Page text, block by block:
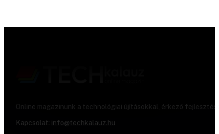
Online magazinunk a technológiai újításokkal, érkező
Kapcsolat: info@techkalauz.hu